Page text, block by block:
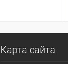
Карта сайта